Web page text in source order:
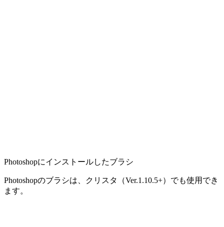
Photoshopにインストールしたブラシ
Photoshopのブラシは、クリスタ（Ver.1.10.5+）でも使用でき
ます。